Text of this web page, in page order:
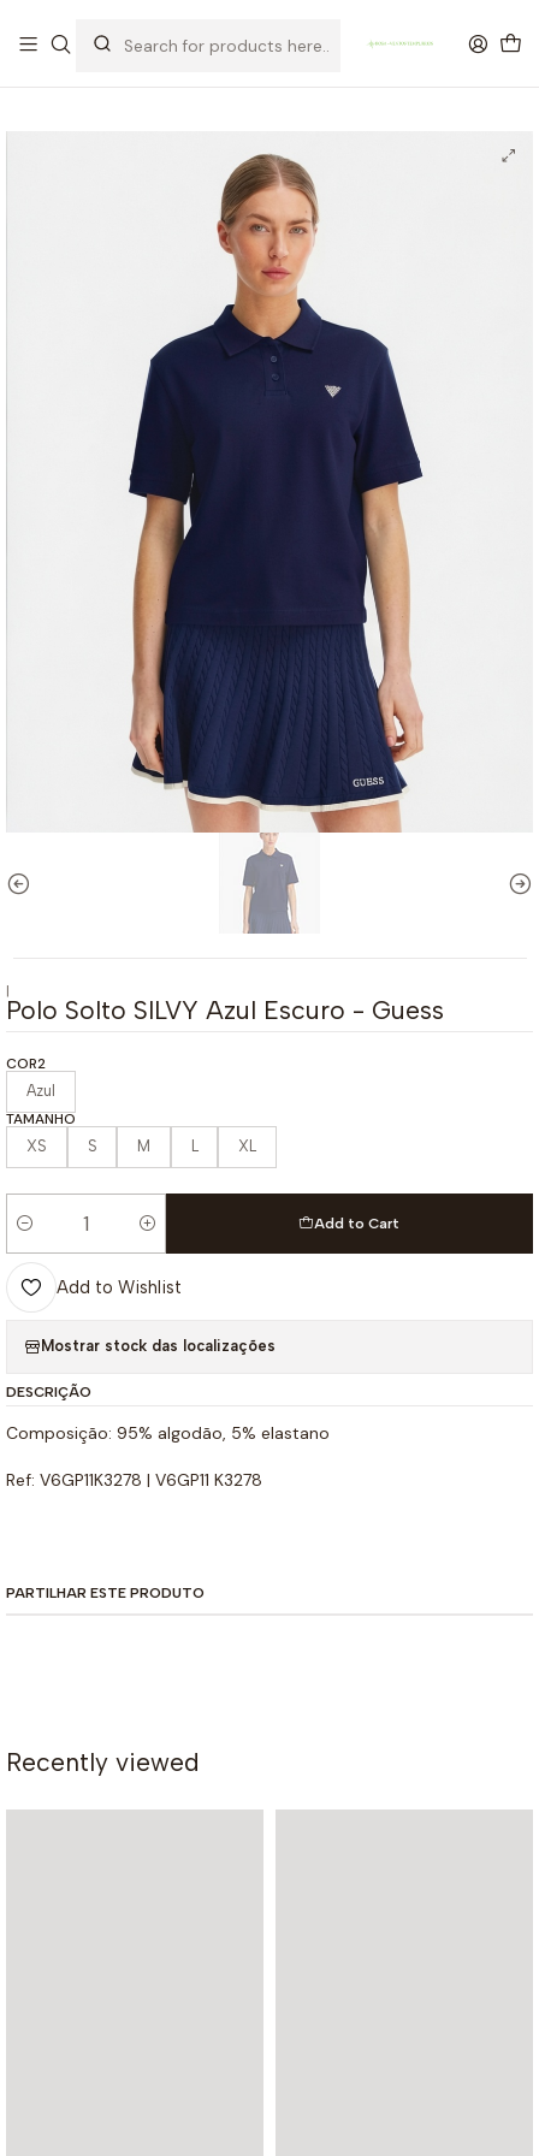
OFERTA DE PORTES DE ENVIO em compras para Portugal superiores a
80€ de artigos sem promoção
|
Polo Solto SILVY Azul Escuro - Guess
COR2
Azul
TAMANHO
XS S M L XL
Quantity
Add to Cart
Add to Wishlist
Mostrar stock das localizações
DESCRIÇÃO
Composição: 95% algodão, 5% elastano
Ref: V6GP11K3278 | V6GP11 K3278
PARTILHAR ESTE PRODUTO
Recently viewed